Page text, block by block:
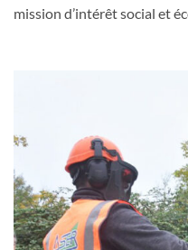
mission d’intérêt social et